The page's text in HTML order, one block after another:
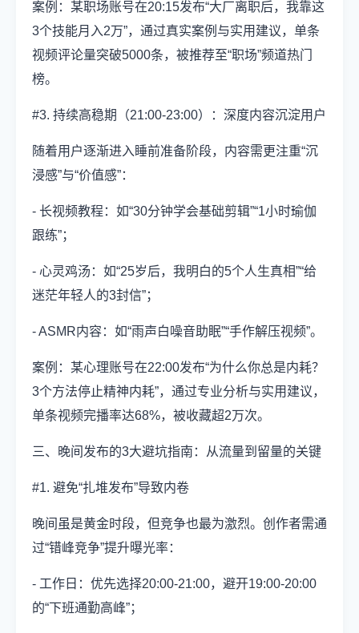
案例：某职场账号在20:15发布“大厂离职后，我靠这
3个技能月入2万”，通过真实案例与实用建议，单条
视频评论量突破5000条，被推荐至“职场”频道热门
榜。
#3. 持续高稳期（21:00-23:00）：深度内容沉淀用户
随着用户逐渐进入睡前准备阶段，内容需更注重“沉
浸感”与“价值感”：
- 长视频教程：如“30分钟学会基础剪辑”“1小时瑜伽
跟练”；
- 心灵鸡汤：如“25岁后，我明白的5个人生真相”“给
迷茫年轻人的3封信”；
- ASMR内容：如“雨声白噪音助眠”“手作解压视频”。
案例：某心理账号在22:00发布“为什么你总是内耗？
3个方法停止精神内耗”，通过专业分析与实用建议，
单条视频完播率达68%，被收藏超2万次。
三、晚间发布的3大避坑指南：从流量到留量的关键
#1. 避免“扎堆发布”导致内卷
晚间虽是黄金时段，但竞争也最为激烈。创作者需通
过“错峰竞争”提升曝光率：
- 工作日：优先选择20:00-21:00，避开19:00-20:00
的“下班通勤高峰”；